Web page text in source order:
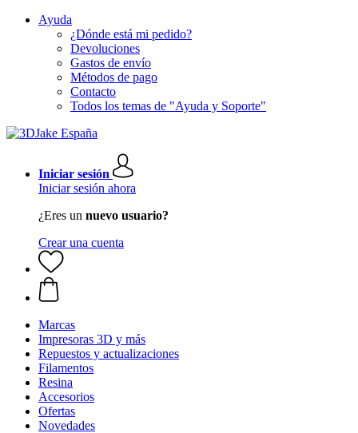
Ayuda
¿Dónde está mi pedido?
Devoluciones
Gastos de envío
Métodos de pago
Contacto
Todos los temas de "Ayuda y Soporte"
Iniciar sesión
Iniciar sesión ahora
¿Eres un nuevo usuario?
Crear una cuenta
Marcas
Impresoras 3D y más
Repuestos y actualizaciones
Filamentos
Resina
Accesorios
Ofertas
Novedades